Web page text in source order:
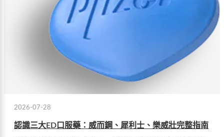
2026-07-28
認識三大ED口服藥：威而鋼、犀利士、樂威壯完整指南